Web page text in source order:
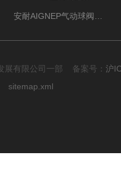
展有限公司一部 备案号： 沪
sitemap.xml